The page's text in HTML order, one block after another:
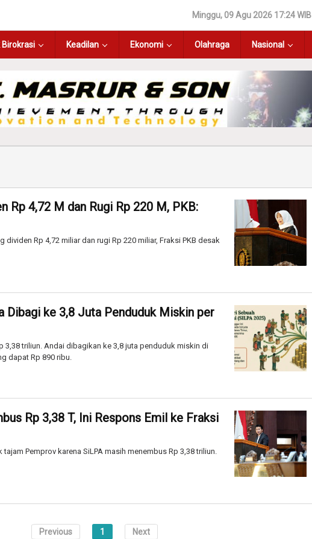
Minggu, 09 Agu 2026 17:24 WIB
Birokrasi Keadilan Ekonomi Olahraga Nasional
Rp 4,72 M dan Rugi Rp 220 M, PKB:
Rp 4,72 miliar dan rugi Rp 220 miliar, Fraksi PKB desak
Dibagi ke 3,8 Juta Penduduk Miskin per
3,38 triliun. Andai dibagikan ke 3,8 juta penduduk miskin di
dapat Rp 890 ribu.
Rp 3,38 T, Ini Respons Emil ke Fraksi
Pemprov karena SiLPA masih menembus Rp 3,38 triliun.
Previous 1 Next